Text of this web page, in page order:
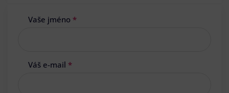
Vaše jméno *
Váš e-mail *